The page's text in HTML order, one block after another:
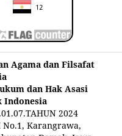
Agama dan Filsafat
dan Hak Asasi
Indonesia
2024
Karangrawa,